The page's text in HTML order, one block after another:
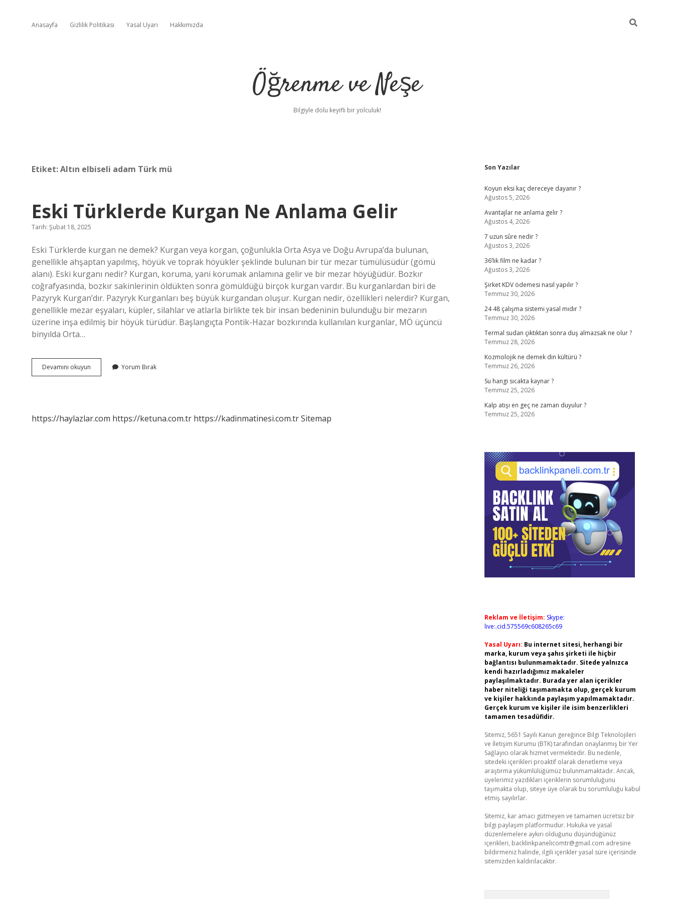
Anasayfa Gizlilik Politikası Yasal Uyarı Hakkımızda
Öğrenme ve Neşe
Bilgiyle dolu keyifli bir yolculuk!
Etiket:Altın elbiseli adam Türk mü
Eski Türklerde Kurgan Ne Anlama Gelir
Tarih: Şubat 18, 2025
Eski Türklerde kurgan ne demek? Kurgan veya korgan, çoğunlukla Orta Asya ve Doğu Avrupa’da bulunan,
genellikle ahşaptan yapılmış, höyük ve toprak höyükler şeklinde bulunan bir tür mezar tümülüsüdür (gömü
alanı). Eski kurganı nedir? Kurgan, koruma, yani korumak anlamına gelir ve bir mezar höyüğüdür. Bozkır
coğrafyasında, bozkır sakinlerinin öldükten sonra gömüldüğü birçok kurgan vardır. Bu kurganlardan biri de
Pazyryk Kurgan’dır. Pazyryk Kurganları beş büyük kurgandan oluşur. Kurgan nedir, özellikleri nelerdir? Kurgan,
genellikle mezar eşyaları, küpler, silahlar ve atlarla birlikte tek bir insan bedeninin bulunduğu bir mezarın
üzerine inşa edilmiş bir höyük türüdür. Başlangıçta Pontik-Hazar bozkırında kullanılan kurganlar, MÖ üçüncü
binyılda Orta…
Devamını okuyun
Türklerde
Yorum Bırak
https://haylazlar.com https://ketuna.com.tr https://kadinmatinesi.com.trSitemap
Sidebar
Son Yazılar
Koyun eksi kaç dereceye dayanır ?
Ağustos 5, 2026
Avantajlar ne anlama gelir ?
Ağustos 4, 2026
7 uzun sûre nedir ?
Ağustos 3, 2026
36’lık film ne kadar ?
Ağustos 3, 2026
Şirket KDV ödemesi nasıl yapılır ?
Temmuz 30, 2026
24 48 çalışma sistemi yasal mıdır ?
Temmuz 30, 2026
Termal sudan çıktıktan sonra duş almazsak ne olur ?
Temmuz 28, 2026
Kozmolojik ne demek din kültürü ?
Temmuz 26, 2026
Su hangi sıcakta kaynar ?
Temmuz 25, 2026
Kalp atışı en geç ne zaman duyulur ?
Temmuz 25, 2026
Reklam ve İletişim: Skype:
live:.cid.575569c608265c69
Yasal Uyarı: Bu internet sitesi, herhangi bir
marka, kurum veya şahıs şirketi ile hiçbir
bağlantısı bulunmamaktadır. Sitede yalnızca
kendi hazırladığımız makaleler
paylaşılmaktadır. Burada yer alan içerikler
haber niteliği taşımamakta olup, gerçek kurum
ve kişiler hakkında paylaşım yapılmamaktadır.
Gerçek kurum ve kişiler ile isim benzerlikleri
tamamen tesadüfidir.
Sitemiz, 5651 Sayılı Kanun gereğince Bilgi Teknolojileri
ve İletişim Kurumu (BTK) tarafından onaylanmış bir Yer
Sağlayıcı olarak hizmet vermektedir. Bu nedenle,
sitedeki içerikleri proaktif olarak denetleme veya
araştırma yükümlülüğümüz bulunmamaktadır. Ancak,
üyelerimiz yazdıkları içeriklerin sorumluluğunu
taşımakta olup, siteye üye olarak bu sorumluluğu kabul
etmiş sayılırlar.
Sitemiz, kar amacı gütmeyen ve tamamen ücretsiz bir
bilgi paylaşım platformudur. Hukuka ve yasal
düzenlemelere aykırı olduğunu düşündüğünüz
içerikleri, backlinkpanelicomtr@gmail.com adresine
bildirmeniz halinde, ilgili içerikler yasal süre içerisinde
sitemizden kaldırılacaktır.
ilbetbetcipiabellacasino sitesi